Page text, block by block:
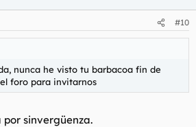
#10
nunca he visto tu barbacoa fin de
foro para invitarnos
sinvergüenza.